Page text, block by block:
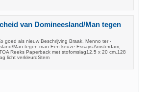
van Domineesland/Man tegen
goed als nieuw Beschrijving Braak, Menno ter -
Man tegen man Een keuze Essays Amsterdam,
Reeks Paperback met stofomslag12,5 x 20 cm.128
licht verkleurdStem